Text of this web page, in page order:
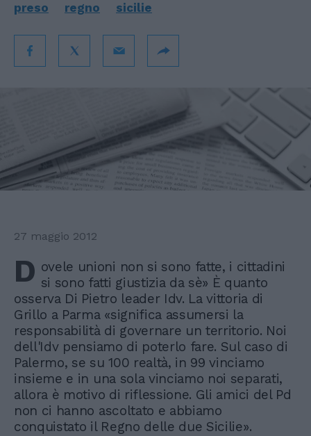
preso regno sicilie
27 maggio 2012
D ovele unioni non si sono fatte, i cittadini
si sono fatti giustizia da sè» È quanto
osserva Di Pietro leader Idv. La vittoria di
Grillo a Parma «significa assumersi la
responsabilità di governare un territorio. Noi
dell'Idv pensiamo di poterlo fare. Sul caso di
Palermo, se su 100 realtà, in 99 vinciamo
insieme e in una sola vinciamo noi separati,
allora è motivo di riflessione. Gli amici del Pd
non ci hanno ascoltato e abbiamo
conquistato il Regno delle due Sicilie».